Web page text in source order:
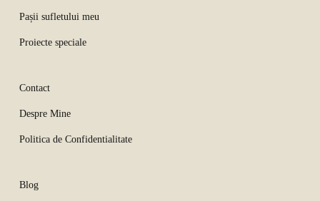
Pașii sufletului meu
Proiecte speciale
Contact
Despre Mine
Politica de Confidentialitate
Blog